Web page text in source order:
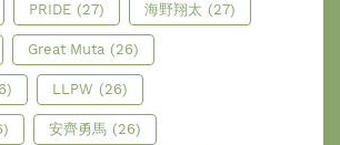
PRIDE (27) 海野翔太 (27)
Great Muta (26)
LLPW (26)
安齊勇馬 (26)